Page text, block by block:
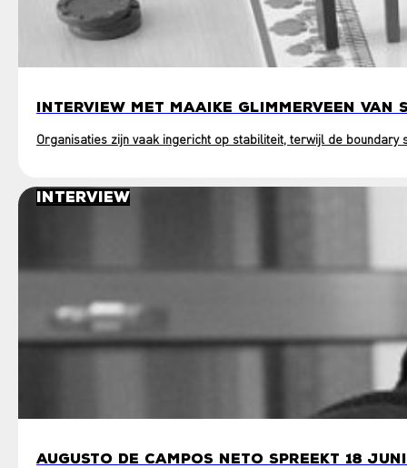
INTERVIEW MET MAAIKE GLIMMERVEEN VAN
Organisaties zijn vaak ingericht op stabiliteit, terwijl de
Interview
AUGUSTO DE CAMPOS NETO SPREEKT 18